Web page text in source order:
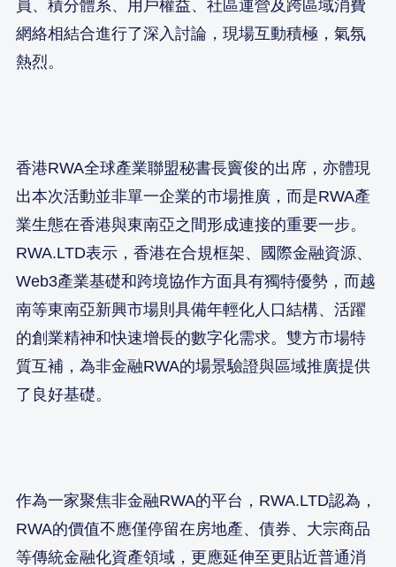
員、積分體系、用戶權益、社區運營及跨區域消費
網絡相結合進行了深入討論，現場互動積極，氣氛
熱烈。
香港RWA全球產業聯盟秘書長竇俊的出席，亦體現
出本次活動並非單一企業的市場推廣，而是RWA產
業生態在香港與東南亞之間形成連接的重要一步。
RWA.LTD表示，香港在合規框架、國際金融資源、
Web3產業基礎和跨境協作方面具有獨特優勢，而越
南等東南亞新興市場則具備年輕化人口結構、活躍
的創業精神和快速增長的數字化需求。雙方市場特
質互補，為非金融RWA的場景驗證與區域推廣提供
了良好基礎。
作為一家聚焦非金融RWA的平台，RWA.LTD認為，
RWA的價值不應僅停留在房地產、債券、大宗商品
等傳統金融化資產領域，更應延伸至更貼近普通消